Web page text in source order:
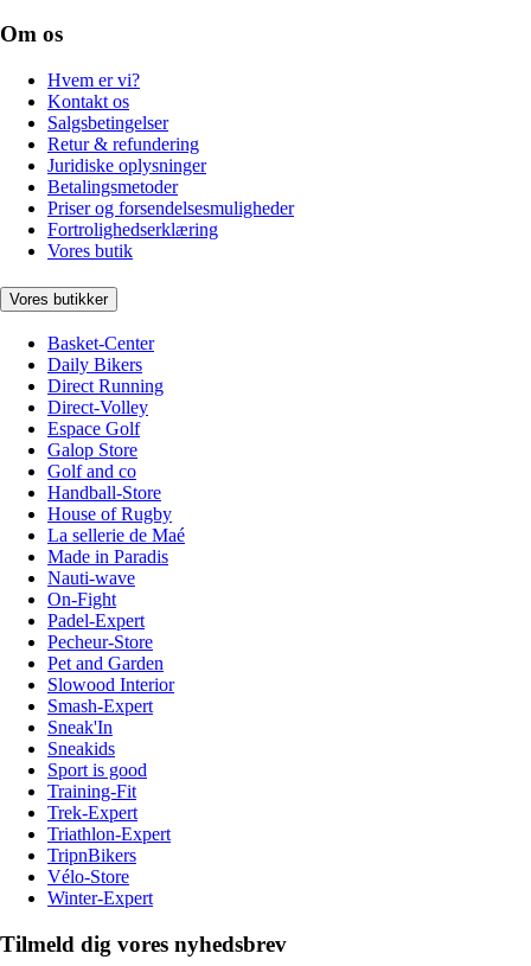
Om os
Hvem er vi?
Kontakt os
Salgsbetingelser
Retur & refundering
Juridiske oplysninger
Betalingsmetoder
Priser og forsendelsesmuligheder
Fortrolighedserklæring
Vores butik
Vores butikker
Basket-Center
Daily Bikers
Direct Running
Direct-Volley
Espace Golf
Galop Store
Golf and co
Handball-Store
House of Rugby
La sellerie de Maé
Made in Paradis
Nauti-wave
On-Fight
Padel-Expert
Pecheur-Store
Pet and Garden
Slowood Interior
Smash-Expert
Sneak'In
Sneakids
Sport is good
Training-Fit
Trek-Expert
Triathlon-Expert
TripnBikers
Vélo-Store
Winter-Expert
Tilmeld dig vores nyhedsbrev